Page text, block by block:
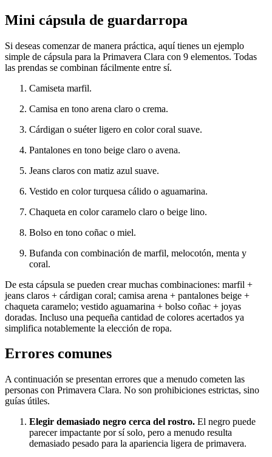
Mini cápsula de guardarropa
Si deseas comenzar de manera práctica, aquí tienes un ejemplo
simple de cápsula para la Primavera Clara con 9 elementos. Todas
las prendas se combinan fácilmente entre sí.
Camiseta marfil.
Camisa en tono arena claro o crema.
Cárdigan o suéter ligero en color coral suave.
Pantalones en tono beige claro o avena.
Jeans claros con matiz azul suave.
Vestido en color turquesa cálido o aguamarina.
Chaqueta en color caramelo claro o beige lino.
Bolso en tono coñac o miel.
Bufanda con combinación de marfil, melocotón, menta y
coral.
De esta cápsula se pueden crear muchas combinaciones: marfil +
jeans claros + cárdigan coral; camisa arena + pantalones beige +
chaqueta caramelo; vestido aguamarina + bolso coñac + joyas
doradas. Incluso una pequeña cantidad de colores acertados ya
simplifica notablemente la elección de ropa.
Errores comunes
A continuación se presentan errores que a menudo cometen las
personas con Primavera Clara. No son prohibiciones estrictas, sino
guías útiles.
Elegir demasiado negro cerca del rostro. El negro puede
parecer impactante por sí solo, pero a menudo resulta
demasiado pesado para la apariencia ligera de primavera.